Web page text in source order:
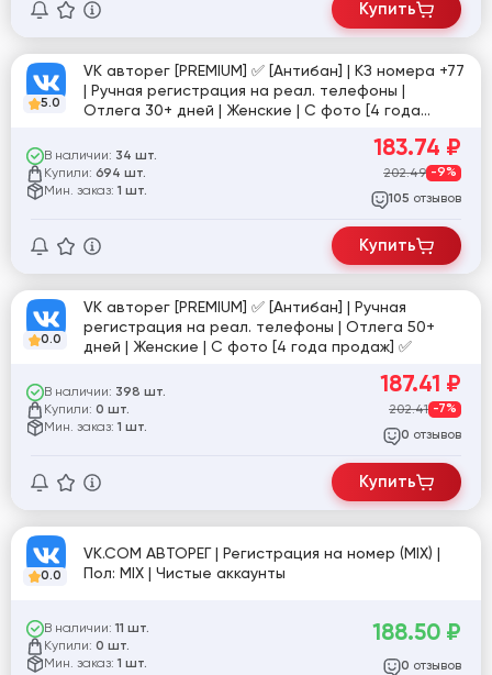
Купить
5.0
VK авторег [PREMIUM] ✅ [Антибан] | КЗ номера +77
| Ручная регистрация на реал. телефоны |
Отлега 30+ дней | Женские | С фото [4 года
В наличии: 34 шт.
Купили: 694 шт.
Мин. заказ: 1 шт.
183.74 ₽
202.49 -9%
105 отзывов
Купить
0.0
VK авторег [PREMIUM] ✅ [Антибан] | Ручная
регистрация на реал. телефоны | Отлега 50+
дней | Женские | С фото [4 года продаж] ✅
В наличии: 398 шт.
Купили: 0 шт.
Мин. заказ: 1 шт.
187.41 ₽
202.41 -7%
0 отзывов
Купить
0.0
VK.COM АВТОРЕГ | Регистрация на номер (MIX) |
Пол: MIX | Чистые аккаунты
В наличии: 11 шт.
Купили: 0 шт.
Мин. заказ: 1 шт.
188.50 ₽
0 отзывов